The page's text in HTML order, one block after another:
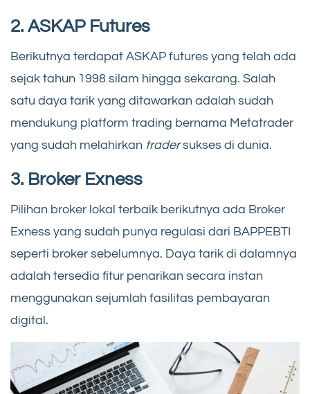
2. ASKAP Futures
Berikutnya terdapat ASKAP futures yang telah ada
sejak tahun 1998 silam hingga sekarang. Salah
satu daya tarik yang ditawarkan adalah sudah
mendukung platform trading bernama Metatrader
yang sudah melahirkan tradersukses di dunia.
3. Broker Exness
Pilihan broker lokal terbaik berikutnya ada Broker
Exness yang sudah punya regulasi dari BAPPEBTI
seperti broker sebelumnya. Daya tarik di dalamnya
adalah tersedia fitur penarikan secara instan
menggunakan sejumlah fasilitas pembayaran
digital.